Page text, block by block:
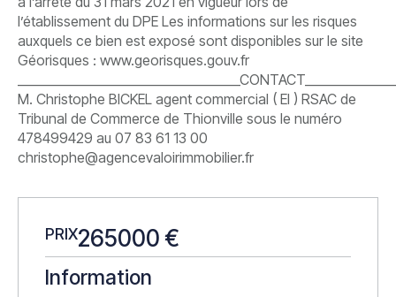
l’établissement du DPE Les informations sur les risques
auxquels ce bien est exposé sont disponibles sur le site
Géorisques : www.georisques.gouv.fr
M. Christophe BICKEL agent commercial ( EI ) RSAC de
Tribunal de Commerce de Thionville sous le numéro
478499429 au 07 83 61 13 00
christophe@agencevaloirimmobilier.fr
PRIX265000 €
Information